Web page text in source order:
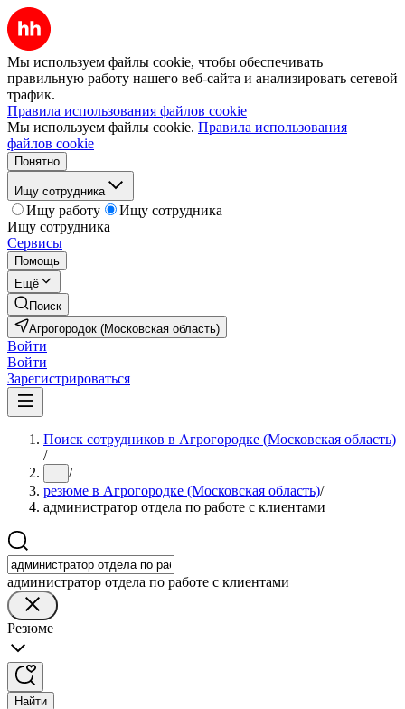
Мы используем файлы cookie, чтобы обеспечивать
правильную работу нашего веб-сайта и анализировать сетевой
трафик.
Правила использования файлов cookie
Мы используем файлы cookie. Правила использования
файлов cookie
Понятно
Ищу сотрудника
Ищу работу
Ищу сотрудника
Ищу сотрудника
Сервисы
Помощь
Ещё
Поиск
Агрогородок (Московская область)
Войти
Войти
Зарегистрироваться
Поиск сотрудников в Агрогородке (Московская область)
/
... /
резюме в Агрогородке (Московская область)/
администратор отдела по работе с клиентами
администратор отдела по работе с клиентами
Резюме
Найти